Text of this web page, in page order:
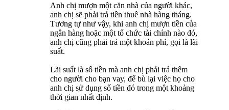
Anh chị mượn một căn nhà của người khác,
anh chị sẽ phải trả tiền thuê nhà hàng tháng.
Tương tự như vậy, khi anh chị mượn tiền của
ngân hàng hoặc một tổ chức tài chính nào đó,
anh chị cũng phải trả một khoản phí, gọi là lãi
suất.
Lãi suất là số tiền mà anh chị phải trả thêm
cho người cho bạn vay, để bù lại việc họ cho
anh chị sử dụng số tiền đó trong một khoảng
thời gian nhất định.